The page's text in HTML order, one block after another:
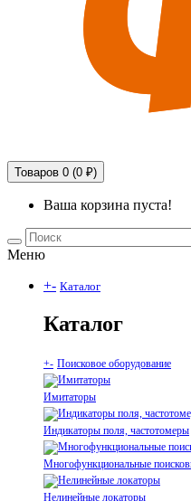
Товаров 0 (0 ₽)
Ваша корзина пуста!
Меню
+- Каталог
Каталог
+- Поисковое оборудование
Имитаторы
Индикаторы поля, частотомеры
Многофункциональные
Нелинейные локаторы